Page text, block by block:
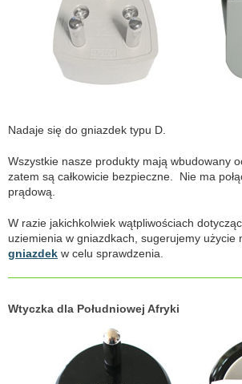
Nadaje się do gniazdek typu D.
Wszystkie nasze produkty mają wbudowany
zatem są całkowicie bezpieczne. Nie ma
prądową.
W razie jakichkolwiek wątpliwościach
uziemienia w gniazdkach, sugerujemy użycie
gniazdek w celu sprawdzenia.
Wtyczka dla Południowej Afryki